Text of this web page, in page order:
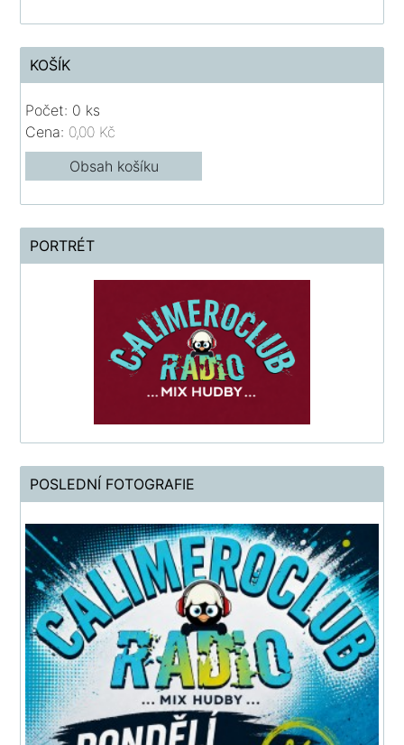
KOŠÍK
Počet: 0 ks
Cena: 0,00 Kč
Obsah košíku
PORTRÉT
POSLEDNÍ FOTOGRAFIE